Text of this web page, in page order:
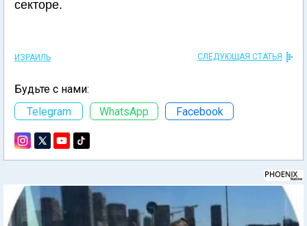
секторе.
ИЗРАИЛЬ СЛЕДУЮЩАЯ СТАТЬЯ
Будьте с нами:
Telegram
WhatsApp Facebook